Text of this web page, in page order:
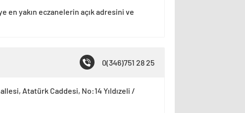
en yakın eczanelerin açık adresini ve
0(346)751 28 25
Atatürk Caddesi, No:14 Yıldızeli /